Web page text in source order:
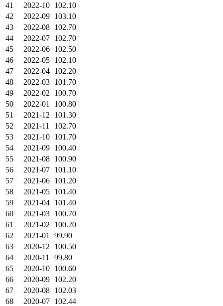
41
2022-10 102.10
42
2022-09 103.10
43
2022-08 102.70
44
2022-07 102.70
45
2022-06 102.50
46
2022-05 102.10
47
2022-04 102.20
48
2022-03 101.70
49
2022-02
100.70
50
2022-01
100.80
51
2021-12
101.30
52
2021-11
102.70
53
2021-10 101.70
54
2021-09 100.40
55
2021-08 100.90
56
2021-07 101.10
57
2021-06 101.20
58
2021-05 101.40
59
2021-04 101.40
60
2021-03 100.70
61
2021-02
100.20
62
2021-01
99.90
63
2020-12
100.50
64
2020-11
99.80
65
2020-10 100.60
66
2020-09 102.20
67
2020-08 102.03
68
2020-07 102.44